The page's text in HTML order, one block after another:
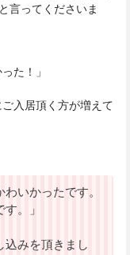
言ってくださいま
た！」
入居頂く方が増えて
いかったです。
。」
込みを頂きまし